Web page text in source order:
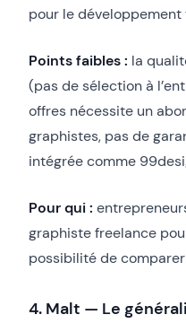
pour le développement
Points faibles : la
(pas de sélection à
offres nécessite un
graphistes, pas de
intégrée comme
Pour qui :
graphiste freelance
possibilité de
4. Malt — Le